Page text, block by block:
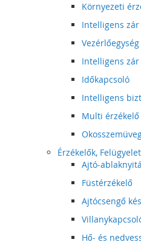
Környezeti
Intelligens zár
Intelligens
Időkapcsoló
Intelligens
Multi érzékelő
Érzékelők, Felügyelet
Ajtó-
Füstérzékelő
Ajtócsengő
Hő- és